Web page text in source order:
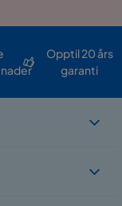
Opptil 20 års
garanti